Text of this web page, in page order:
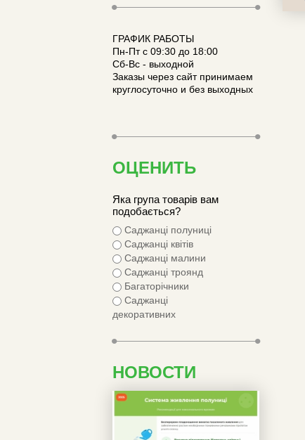
ГРАФИК РАБОТЫ
Пн-Пт с 09:30 до 18:00
Сб-Вс - выходной
Заказы через сайт принимаем
круглосуточно и без выходных
ОЦЕНИТЬ
Яка група товарів вам
подобається?
Саджанці полуниці
Саджанці квітів
Саджанці малини
Саджанці троянд
Багаторічники
Саджанці
декоративних
НОВОСТИ